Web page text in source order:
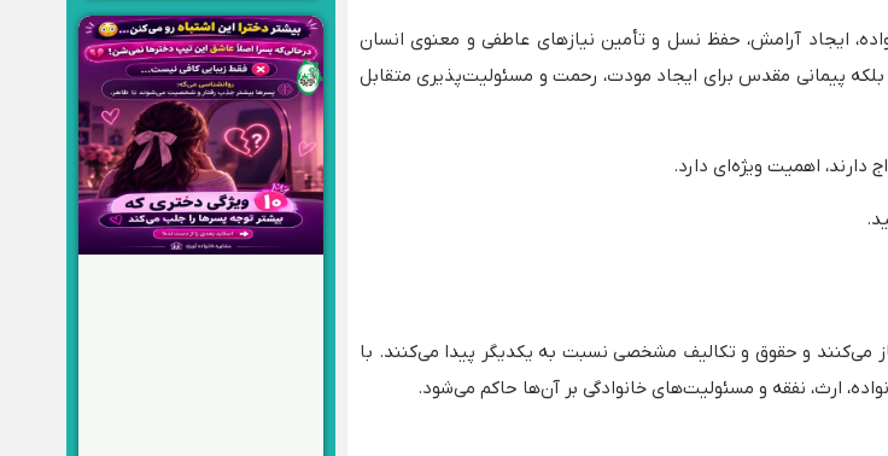
ایجاد آرامش، حفظ نسل و تأمین نیازهای عاطفی و معنوی انسان
پیمانی مقدس برای ایجاد مودت، رحمت و مسئولیت‌پذیری متقابل
دارند، اهمیت ویژه‌ای دارد.
می‌کنند و حقوق و تکالیف مشخصی نسبت به یکدیگر پیدا می‌کنند. با
ارث، نفقه و مسئولیت‌های خانوادگی بر آن‌ها حاکم می‌شود.